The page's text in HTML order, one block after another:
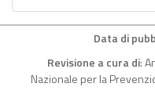
Data di
Revisione a cura di:
Nazionale per la